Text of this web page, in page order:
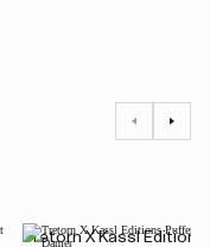
Tretorn X Kassl